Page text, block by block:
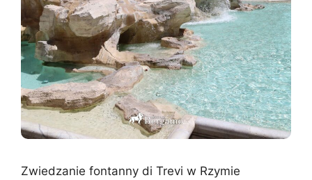
Zwiedzanie fontanny di Trevi w Rzymie